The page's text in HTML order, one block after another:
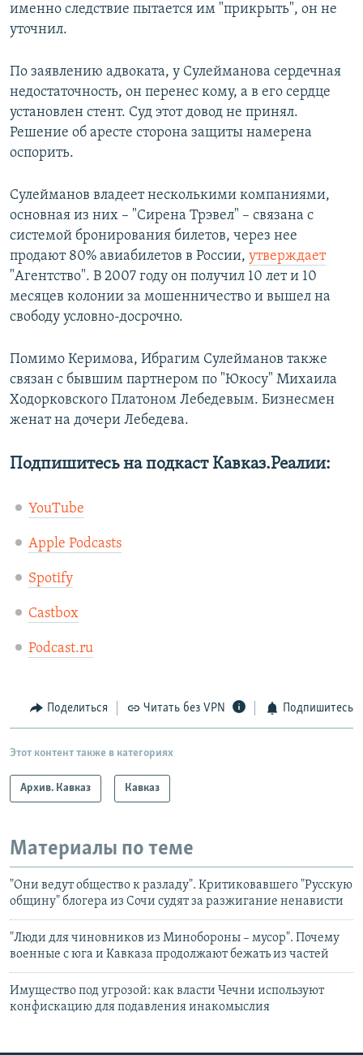
именно следствие пытается им "прикрыть", он не
уточнил.
По заявлению адвоката, у Сулейманова сердечная
недостаточность, он перенес кому, а в его сердце
установлен стент. Суд этот довод не принял.
Решение об аресте сторона защиты намерена
оспорить.
Сулейманов владеет несколькими компаниями,
основная из них – "Сирена Трэвел" – связана с
системой бронирования билетов, через нее
продают 80% авиабилетов в России, утверждает
"Агентство". В 2007 году он получил 10 лет и 10
месяцев колонии за мошенничество и вышел на
свободу условно-досрочно.
Помимо Керимова, Ибрагим Сулейманов также
связан с бывшим партнером по "Юкосу" Михаила
Ходорковского Платоном Лебедевым. Бизнесмен
женат на дочери Лебедева.
Подпишитесь на подкаст Кавказ.Реалии:
YouTube
Apple Podcasts
Spotify
Castbox
Podcast.ru
Поделиться Читать без VPN Подпишитесь
Этот контент также в категориях
Архив. Кавказ Кавказ
Материалы по теме
"Они ведут общество к разладу". Критиковавшего "Русскую
общину" блогера из Сочи судят за разжигание ненависти
"Люди для чиновников из Минобороны – мусор". Почему
военные с юга и Кавказа продолжают бежать из частей
Имущество под угрозой: как власти Чечни используют
конфискацию для подавления инакомыслия